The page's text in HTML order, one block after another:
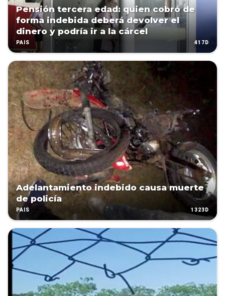
Pensión tercera edad: quien cobró de
forma indebida deberá devolver el
dinero y podría ir a la cárcel
PAÍS 417D
Adelantamiento indebido causa muerte
de policía
PAÍS 1323D